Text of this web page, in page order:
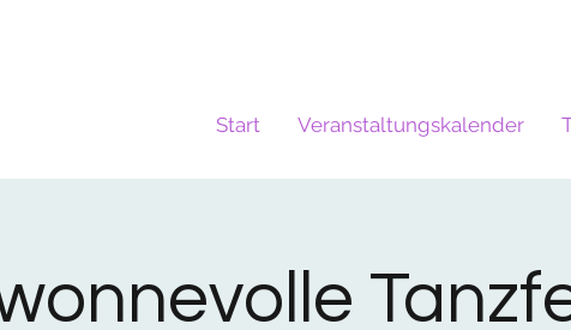
Start Veranstaltungskalender